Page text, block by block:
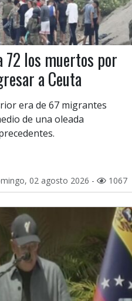
72 los muertos por
a Ceuta
era de 67 migrantes
de una oleada
02 agosto 2026 - 1067